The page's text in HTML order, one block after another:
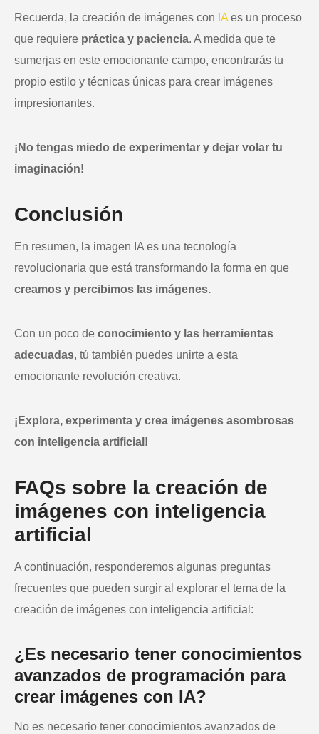
Recuerda, la creación de imágenes con IA es un proceso
que requiere práctica y paciencia. A medida que te
sumerjas en este emocionante campo, encontrarás tu
propio estilo y técnicas únicas para crear imágenes
impresionantes.
¡No tengas miedo de experimentar y dejar volar tu
imaginación!
Conclusión
En resumen, la imagen IA es una tecnología
revolucionaria que está transformando la forma en que
creamos y percibimos las imágenes.
Con un poco de conocimiento y las herramientas
adecuadas, tú también puedes unirte a esta
emocionante revolución creativa.
¡Explora, experimenta y crea imágenes asombrosas
con inteligencia artificial!
FAQs sobre la creación de
imágenes con inteligencia
artificial
A continuación, responderemos algunas preguntas
frecuentes que pueden surgir al explorar el tema de la
creación de imágenes con inteligencia artificial:
¿Es necesario tener conocimientos
avanzados de programación para
crear imágenes con IA?
No es necesario tener conocimientos avanzados de